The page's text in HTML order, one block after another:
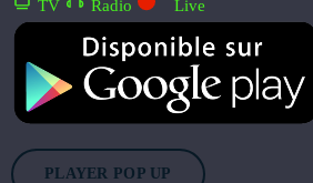
TV Radio Live
PLAYER POP UP